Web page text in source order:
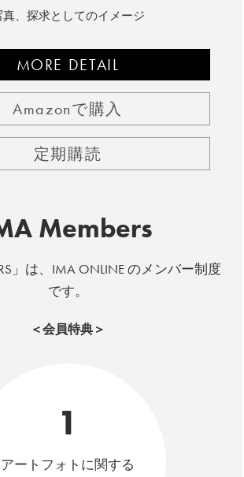
、探求としてのイメージ
MORE DETAIL
Amazonで購入
定期購読
Members
」は、IMA ONLINE のメンバー制度
です。
＜会員特典＞
1
アートフォトに関する